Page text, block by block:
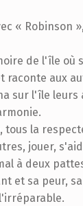
« Robinson
de l'île où
raconte aux
sur l'île leurs
tous la
jouer,
à deux
et sa peur,